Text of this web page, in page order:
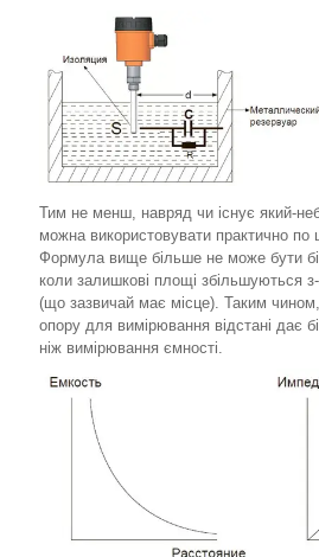
Тим не менш, навряд чи існує який-
можна використовувати практично по
Формула вище більше не може бути
коли залишкові площі збільшуються з-
(що зазвичай має місце). Таким
опору для вимірювання відстані дає
ніж вимірювання ємності.